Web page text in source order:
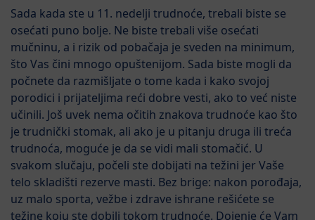
Sada kada ste u 11. nedelji trudnoće, trebali biste se
osećati puno bolje. Ne biste trebali više osećati
mučninu, a i rizik od pobačaja je sveden na minimum,
što Vas čini mnogo opuštenijom. Sada biste mogli da
počnete da razmišljate o tome kada i kako svojoj
porodici i prijateljima reći dobre vesti, ako to već niste
učinili. Još uvek nema očitih znakova trudnoće kao što
je trudnički stomak, ali ako je u pitanju druga ili treća
trudnoća, moguće je da se vidi mali stomačić. U
svakom slučaju, počeli ste dobijati na težini jer Vaše
telo skladišti rezerve masti. Bez brige: nakon porođaja,
uz malo sporta, vežbe i zdrave ishrane rešićete se
težine koju ste dobili tokom trudnoće. Dojenje će Vam